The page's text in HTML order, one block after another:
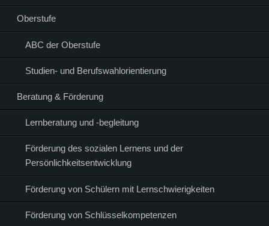
Oberstufe
ABC der Oberstufe
Studien- und Berufswahlorientierung
Beratung & Förderung
Lernberatung und -begleitung
Förderung des sozialen Lernens und der
Persönlichkeitsentwicklung
Förderung von Schülern mit Lernschwierigkeiten
Förderung von Schlüsselkompetenzen